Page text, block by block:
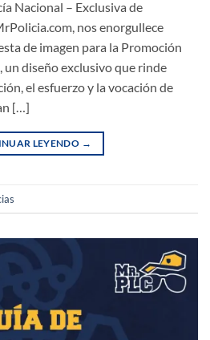
Nacional – Exclusiva de
nos enorgullece
de imagen para la Promoción
un diseño exclusivo que rinde
el esfuerzo y la vocación de
[…]
LEYENDO →